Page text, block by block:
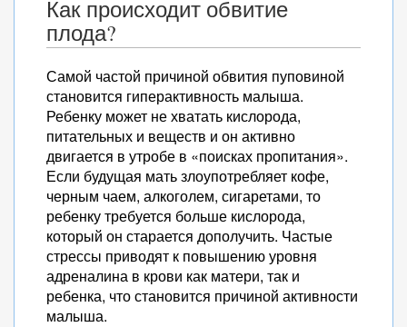
Как происходит обвитие
плода?
Самой частой причиной обвития пуповиной
становится гиперактивность малыша.
Ребенку может не хватать кислорода,
питательных и веществ и он активно
двигается в утробе в «поисках пропитания».
Если будущая мать злоупотребляет кофе,
черным чаем, алкоголем, сигаретами, то
ребенку требуется больше кислорода,
который он старается дополучить. Частые
стрессы приводят к повышению уровня
адреналина в крови как матери, так и
ребенка, что становится причиной активности
малыша.